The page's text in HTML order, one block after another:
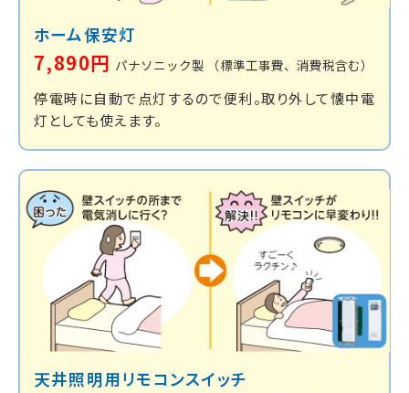
ホーム保安灯
7,890円 パナソニック製 （標準工事費、消費税含む）
停電時に自動で点灯するので便利。取り外して懐中電
灯としても使えます。
天井照明用リモコンスイッチ